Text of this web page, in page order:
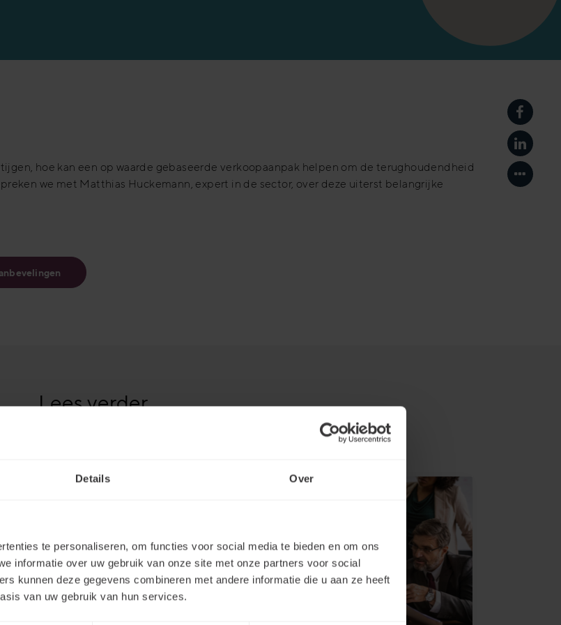
Details Over
te personaliseren, om functies voor social media te bieden en om ons
informatie over uw gebruik van onze site met onze partners voor social
kunnen deze gegevens combineren met andere informatie die u aan ze heeft
van uw gebruik van hun services.
Delen
Delen
Toon
hoe kan een op waarde gebaseerde verkoopaanpak helpen om de terughoudendheid
we met Matthias Huckemann, expert in de sector, over deze uiterst belangrijke
Lees verder